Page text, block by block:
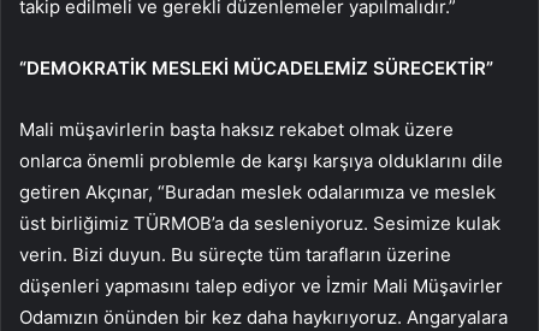
takip edilmeli ve gerekli düzenlemeler yapılmalıdır.”
“DEMOKRATİK MESLEKİ MÜCADELEMİZ SÜRECEKTİR”
Mali müşavirlerin başta haksız rekabet olmak üzere
onlarca önemli problemle de karşı karşıya olduklarını dile
getiren Akçınar, “Buradan meslek odalarımıza ve meslek
üst birliğimiz TÜRMOB’a da sesleniyoruz. Sesimize kulak
verin. Bizi duyun. Bu süreçte tüm tarafların üzerine
düşenleri yapmasını talep ediyor ve İzmir Mali Müşavirler
Odamızın önünden bir kez daha haykırıyoruz. Angaryalara